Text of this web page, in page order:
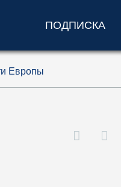
ПОДПИСКА
Европы